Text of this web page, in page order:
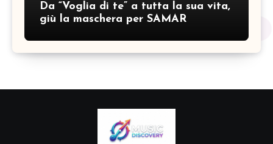
Da “Voglia di te” a tutta la sua vita,
giù la maschera per SAMAR